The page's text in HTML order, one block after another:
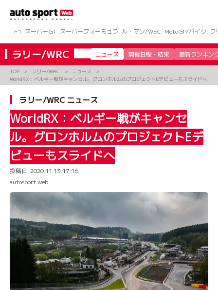
ツ
へ
ス
キ
プ
F1 スーパーGT スーパーフォーミュラ ル・マン/WEC MotoGP/バイク ラ
ラリー/WRC ニュース 開催日程・結果 最新ランキン
TOP ラリー/WRC
ニュース
WorldRX：ベルギー戦がキャンセル。グロンホルムのプロジェクトEデビューもスライドへ
ラリー/WRC ニュース
WorldRX：ベルギー戦がキャンセ
ル。グロンホルムのプロジェクトEデ
ビューもスライドへ
投稿日: 2020.11.13 17:16
autosport web